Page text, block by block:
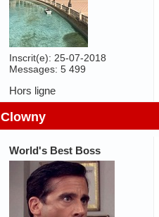
Inscrit(e): 25-07-2018
Messages: 5 499
Hors ligne
Clowny
World's Best Boss